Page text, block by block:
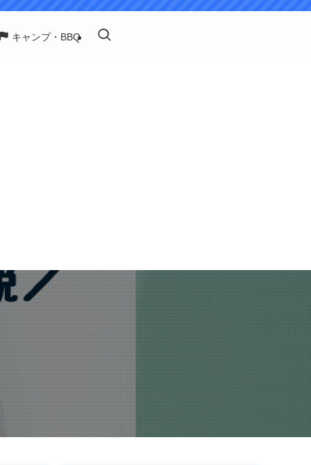
キャンプ・BBQ